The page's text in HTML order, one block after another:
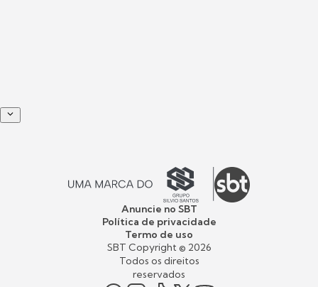
Anuncie no SBT
Política de privacidade
Termo de uso
SBT Copyright © 2026
Todos os direitos
reservados